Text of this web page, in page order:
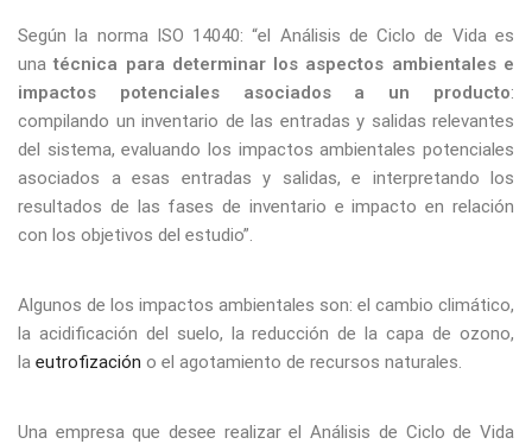
Según la norma ISO 14040: “el Análisis de Ciclo de Vida es
unatécnica para determinar los aspectos ambientales e
impactos potenciales asociados a un producto:
compilando un inventario de las entradas y salidas relevantes
del sistema, evaluando los impactos ambientales potenciales
asociados a esas entradas y salidas, e interpretando los
resultados de las fases de inventario e impacto en relación
con los objetivos del estudio”.
Algunos de los impactos ambientales son: el cambio climático,
la acidificación del suelo, la reducción de la capa de ozono,
la eutrofización o el agotamiento de recursos naturales.
Una empresa que desee realizar el Análisis de Ciclo de Vida